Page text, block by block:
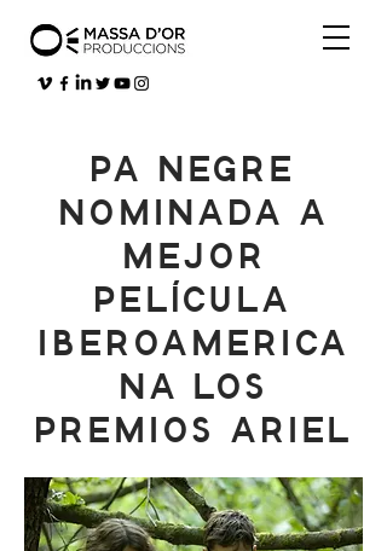
PA NEGRE
NOMINADA A
MEJOR
PELÍCULA
IBEROAMERICA
NA LOS
PREMIOS ARIEL